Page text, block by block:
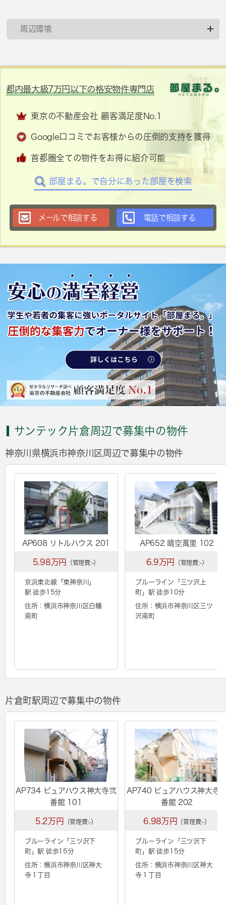
周辺環境
都内最大級7万円以下の格安物件専門店
東京の不動産会社 顧客満足度No.1
Google口コミでお客様からの圧倒的支持を獲得
首都圏全ての物件をお得に紹介可能
部屋まる。で自分にあった部屋を検索
メールで相談する 電話で相談する
サンテック片倉周辺で募集中の物件
神奈川県横浜市神奈川区周辺で募集中の物件
AP608 リトルハウス 201
5.98万円 （管理費:-）
京浜東北線「東神奈川
」
駅 徒歩15分
住所：横浜市神奈川区白幡
南町
AP652 晴空萬里 102
6.9万円 （管理費:-）
ブルーライン「 三ツ沢上
町 」駅 徒歩10分
住所：横浜市神奈川区三ツ
沢南町
片倉町駅周辺で募集中の物件
AP734 ピュアハウス神大寺弐
番館 101
5.2万円 （管理費:-）
ブルーライン「 三ツ沢下
町」駅 徒歩15分
住所：横浜市神奈川区神大
寺１丁目
AP740 ピュアハウス神大寺
番館 202
6.98万円 （管理費:-）
ブルーライン「 三ツ沢下
町 」駅 徒歩15分
住所：横浜市神奈川区神大
寺１丁目